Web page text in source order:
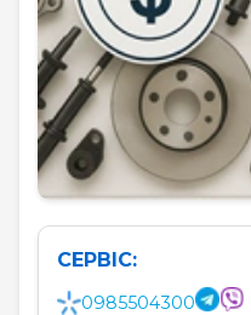
СЕРВІС:
0985504300